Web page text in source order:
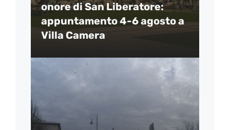
onore di San Liberatore:
appuntamento 4-6 agosto a
Villa Camera